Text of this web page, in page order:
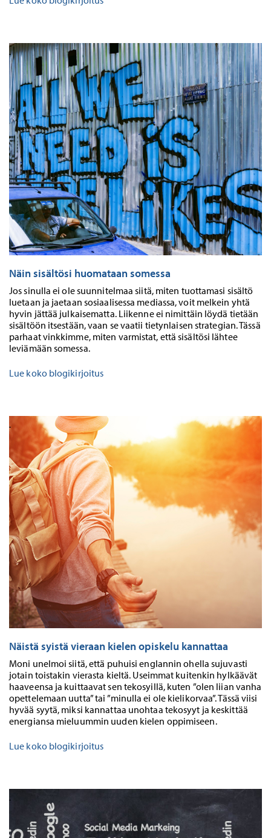
Näin sisältösi huomataan somessa
Jos sinulla ei ole suunnitelmaa siitä, miten tuottamasi sisältö
luetaan ja jaetaan sosiaalisessa mediassa, voit melkein yhtä
hyvin jättää julkaisematta. Liikenne ei nimittäin löydä tietään
sisältöön itsestään, vaan se vaatii tietynlaisen strategian. Tässä
parhaat vinkkimme, miten varmistat, että sisältösi lähtee
leviämään somessa.
Lue koko blogikirjoitus
Näistä syistä vieraan kielen opiskelu kannattaa
Moni unelmoi siitä, että puhuisi englannin ohella sujuvasti
jotain toistakin vierasta kieltä. Useimmat kuitenkin hylkäävät
haaveensa ja kuittaavat sen tekosyillä, kuten ”olen liian vanha
opettelemaan uutta” tai ”minulla ei ole kielikorvaa”. Tässä viisi
hyvää syytä, miksi kannattaa unohtaa tekosyyt ja keskittää
energiansa mieluummin uuden kielen oppimiseen.
Lue koko blogikirjoitus